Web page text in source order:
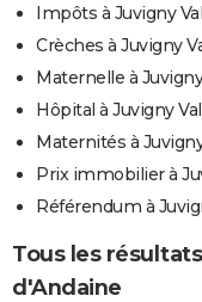
Impôts à Juvigny
Crèches à Juvigny
Maternelle à
Hôpital à Juvigny
Maternités à
Prix immobilier à
Référendum à
Tous les
d'Andaine